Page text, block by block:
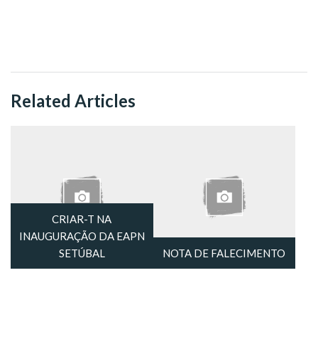
Related Articles
CRIAR-T NA
INAUGURAÇÃO DA EAPN
SETÚBAL
NOTA DE FALECIMENTO